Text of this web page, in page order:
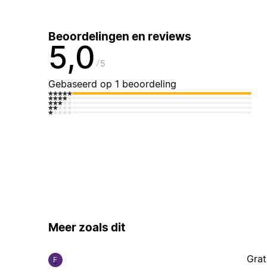
Beoordelingen en reviews
5,0 5
Gebaseerd op 1 beoordeling
Meer zoals dit
F